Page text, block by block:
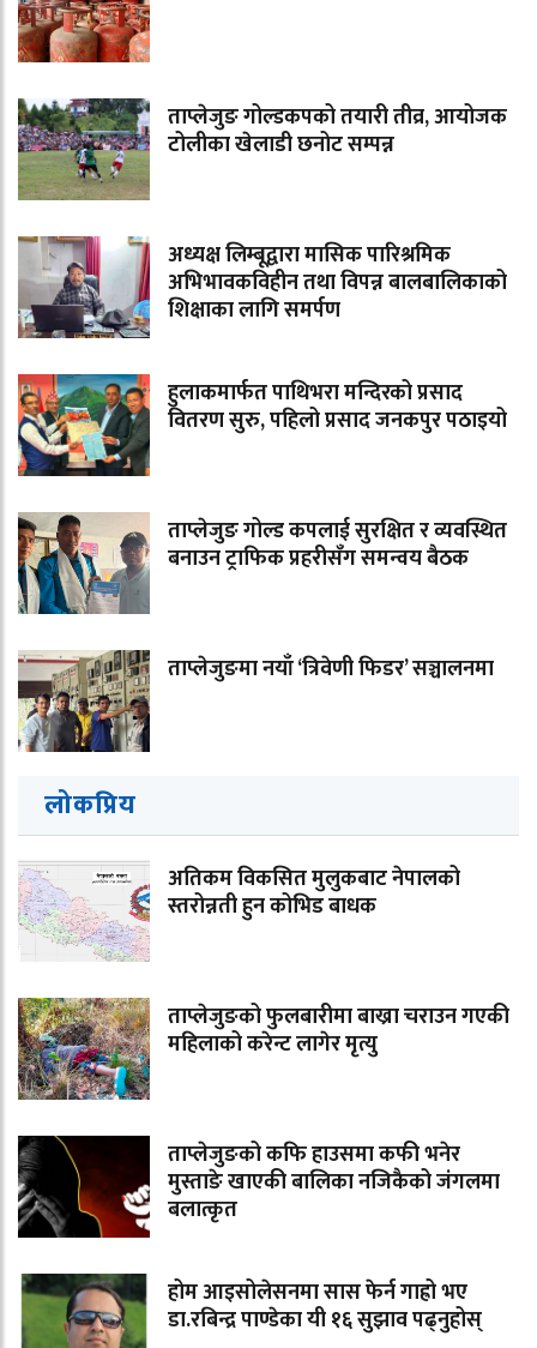
ताप्लेजुङ गोल्डकपको तयारी तीव्र, आयोजक
टोलीका खेलाडी छनोट सम्पन्न
अध्यक्ष लिम्बूद्वारा मासिक पारिश्रमिक
अभिभावकविहीन तथा विपन्न बालबालिकाको
शिक्षाका लागि समर्पण
हुलाकमार्फत पाथिभरा मन्दिरको प्रसाद
वितरण सुरु, पहिलो प्रसाद जनकपुर पठाइयो
ताप्लेजुङ गोल्ड कपलाई सुरक्षित र व्यवस्थित
बनाउन ट्राफिक प्रहरीसँग समन्वय बैठक
ताप्लेजुङमा नयाँ ‘त्रिवेणी फिडर’ सञ्चालनमा
लोकप्रिय
अतिकम विकसित मुलुकबाट नेपालको
स्तरोन्नती हुन कोभिड बाधक
ताप्लेजुङको फुलबारीमा बाख्रा चराउन गएकी
महिलाको करेन्ट लागेर मृत्यु
ताप्लेजुङको कफि हाउसमा कफी भनेर
मुस्ताङे खाएकी बालिका नजिकैको जंगलमा
बलात्कृत
होम आइसोलेसनमा सास फेर्न गाह्रो भए
डा.रबिन्द्र पाण्डेका यी १६ सुझाव पढ्नुहोस्